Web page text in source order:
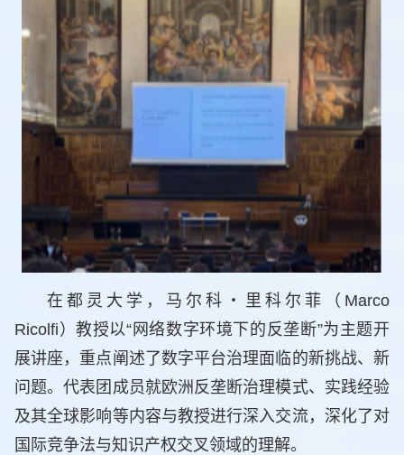
在都灵大学，马尔科・里科尔菲（Marco
Ricolfi）教授以“网络数字环境下的反垄断”为主题开
展讲座，重点阐述了数字平台治理面临的新挑战、新
问题。代表团成员就欧洲反垄断治理模式、实践经验
及其全球影响等内容与教授进行深入交流，深化了对
国际竞争法与知识产权交叉领域的理解。